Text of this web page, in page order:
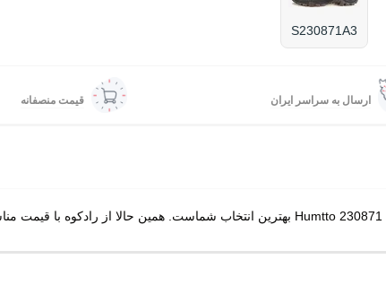
S230871A3
ارسال به سراسر ایران قیمت منصفانه